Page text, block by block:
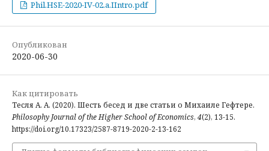
Phil.HSE-2020-IV-02.a.IIntro.pdf
Опубликован
2020-06-30
Как цитировать
Тесля А. А. (2020). Шесть бесед и две статьи о Михаиле Гефтере.
Philosophy Journal of the Higher School of Economics, 4(2), 13-15.
https://doi.org/10.17323/2587-8719-2020-2-13-162